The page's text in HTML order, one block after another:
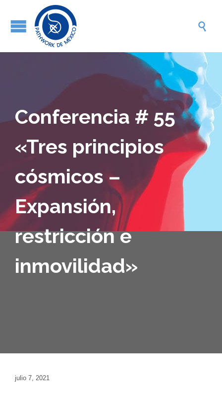

Conferencia # 55
«Tres principios
cósmicos –
Expansión,
restricción e
inmovilidad»
julio 7, 2021